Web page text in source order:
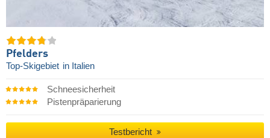
Pfelders
Top-Skigebiet in Italien
Schneesicherheit
Pistenpräparierung
Testbericht